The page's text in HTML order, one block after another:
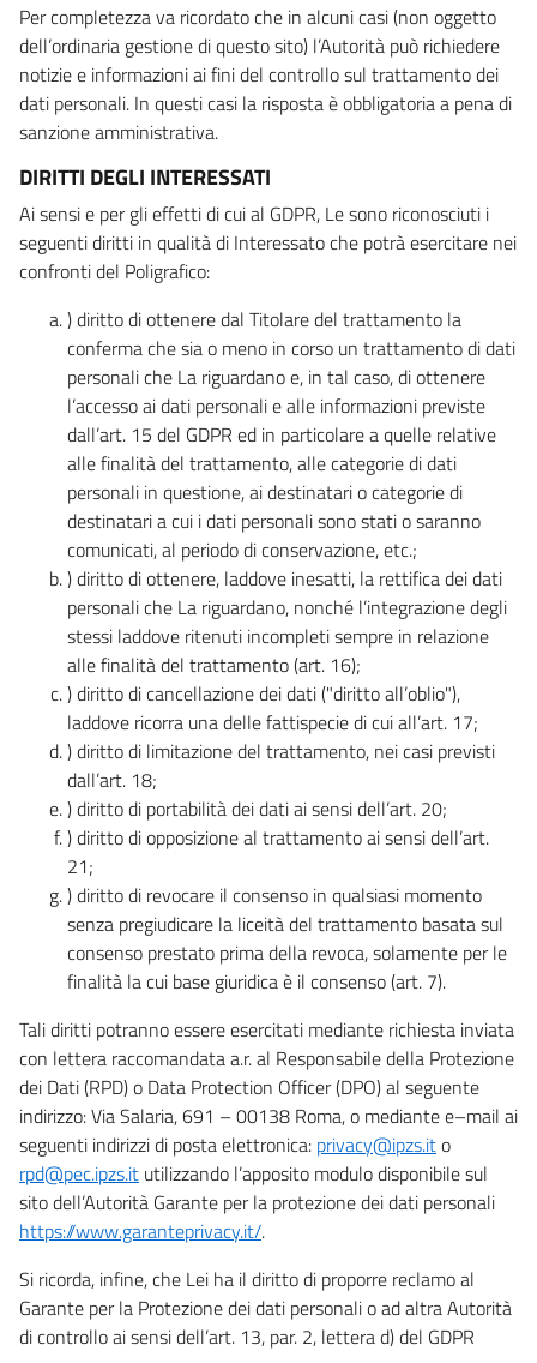
Per completezza va ricordato che in alcuni casi (non oggetto
dell’ordinaria gestione di questo sito) l’Autorità può richiedere
notizie e informazioni ai fini del controllo sul trattamento dei
dati personali. In questi casi la risposta è obbligatoria a pena di
sanzione amministrativa.
DIRITTI DEGLI INTERESSATI
Ai sensi e per gli effetti di cui al GDPR, Le sono riconosciuti i
seguenti diritti in qualità di Interessato che potrà esercitare nei
confronti del Poligrafico:
) diritto di ottenere dal Titolare del trattamento la
conferma che sia o meno in corso un trattamento di dati
personali che La riguardano e, in tal caso, di ottenere
l’accesso ai dati personali e alle informazioni previste
dall’art. 15 del GDPR ed in particolare a quelle relative
alle finalità del trattamento, alle categorie di dati
personali in questione, ai destinatari o categorie di
destinatari a cui i dati personali sono stati o saranno
comunicati, al periodo di conservazione, etc.;
) diritto di ottenere, laddove inesatti, la rettifica dei dati
personali che La riguardano, nonché l’integrazione degli
stessi laddove ritenuti incompleti sempre in relazione
alle finalità del trattamento (art. 16);
) diritto di cancellazione dei dati ("diritto all’oblio"),
laddove ricorra una delle fattispecie di cui all’art. 17;
) diritto di limitazione del trattamento, nei casi previsti
dall’art. 18;
) diritto di portabilità dei dati ai sensi dell’art. 20;
) diritto di opposizione al trattamento ai sensi dell’art.
21;
) diritto di revocare il consenso in qualsiasi momento
senza pregiudicare la liceità del trattamento basata sul
consenso prestato prima della revoca, solamente per le
finalità la cui base giuridica è il consenso (art. 7).
Tali diritti potranno essere esercitati mediante richiesta inviata
con lettera raccomandata a.r. al Responsabile della Protezione
dei Dati (RPD) o Data Protection Officer (DPO) al seguente
indirizzo: Via Salaria, 691 – 00138 Roma, o mediante e–mail ai
seguenti indirizzi di posta elettronica: privacy@ipzs.ito
rpd@pec.ipzs.it utilizzando l’apposito modulo disponibile sul
sito dell’Autorità Garante per la protezione dei dati personali
https://www.garanteprivacy.it/.
Si ricorda, infine, che Lei ha il diritto di proporre reclamo al
Garante per la Protezione dei dati personali o ad altra Autorità
di controllo ai sensi dell’art. 13, par. 2, lettera d) del GDPR